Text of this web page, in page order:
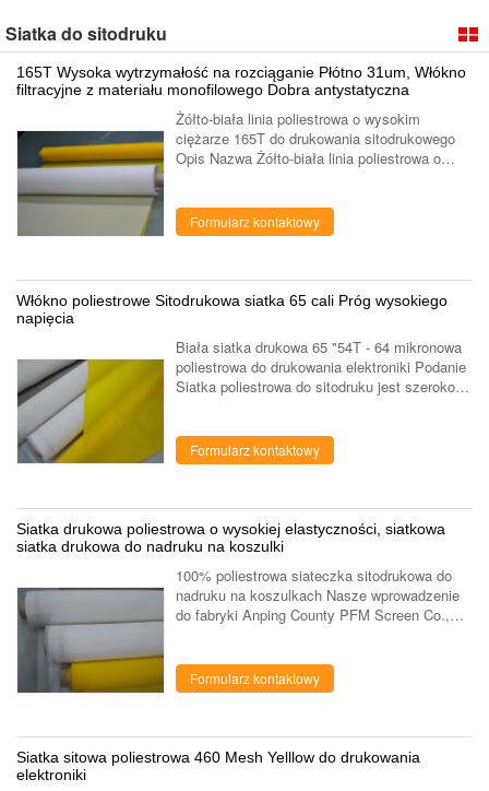
Siatka do sitodruku
165T Wysoka wytrzymałość na rozciąganie Płótno 31um, Włókno
filtracyjne z materiału monofilowego Dobra antystatyczna
Żółto-biała linia poliestrowa o wysokim
ciężarze 165T do drukowania sitodrukowego
Opis Nazwa Żółto-biała linia poliestrowa o
średnica ...
Formularz kontaktowy
Włókno poliestrowe Sitodrukowa siatka 65 cali Próg wysokiego
napięcia
Biała siatka drukowa 65 "54T - 64 mikronowa
poliestrowa do drukowania elektroniki Podanie
Siatka poliestrowa do sitodruku jest szeroko
Formularz kontaktowy
Siatka drukowa poliestrowa o wysokiej elastyczności, siatkowa
siatka drukowa do nadruku na koszulki
100% poliestrowa siateczka sitodrukowa do
nadruku na koszulkach Nasze wprowadzenie
do fabryki Anping County PFM Screen Co.,
Formularz kontaktowy
Siatka sitowa poliestrowa 460 Mesh Yelllow do drukowania
elektroniki